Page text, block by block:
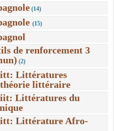
(14)
(15)
de renforcement 3
(2)
Littératures
théorie littéraire
Littératures du
Littérature Afro-